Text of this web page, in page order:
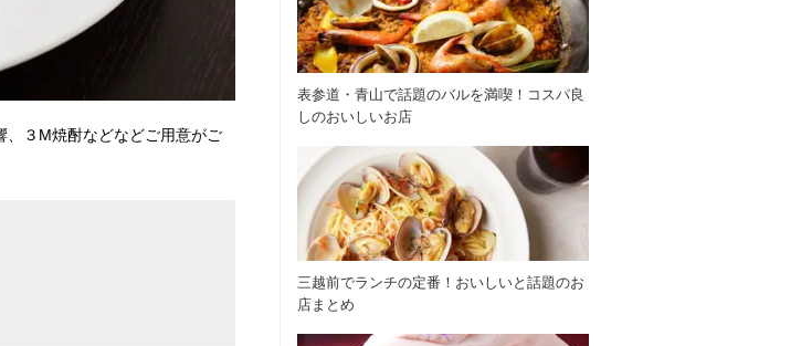
３M焼酎などなどご用意がご
表参道・青山で話題のバルを満喫！コスパ良
しのおいしいお店
三越前でランチの定番！おいしいと話題のお
店まとめ